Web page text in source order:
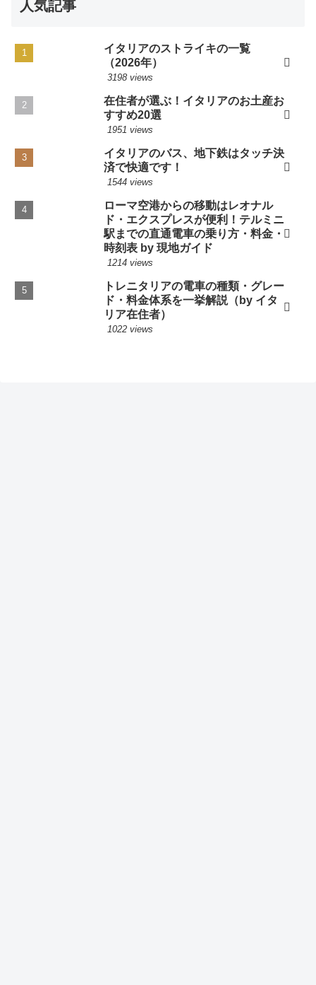
人気記事
イタリアのストライキの一覧
（2026年）
3198 views
在住者が選ぶ！イタリアのお土産お
すすめ20選
1951 views
イタリアのバス、地下鉄はタッチ決
済で快適です！
1544 views
ローマ空港からの移動はレオナル
ド・エクスプレスが便利！テルミニ
駅までの直通電車の乗り方・料金・
時刻表 by 現地ガイド
1214 views
トレニタリアの電車の種類・グレー
ド・料金体系を一挙解説（by イタ
リア在住者）
1022 views